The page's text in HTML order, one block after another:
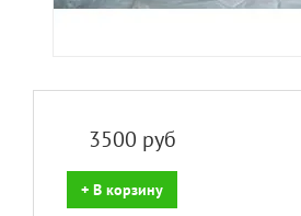
3500 руб
+ В корзину